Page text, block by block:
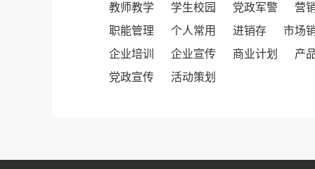
教师教学 学生校园 党政军警
营
职能管理
个人常用 进销存
市场
企业培训
企业宣传 商业计划
产
党政宣传
活动策划